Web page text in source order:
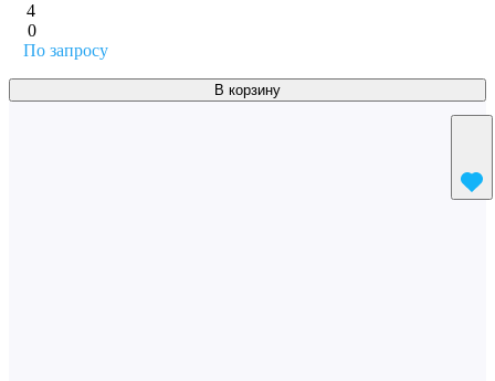
4
0
По запросу
В корзину